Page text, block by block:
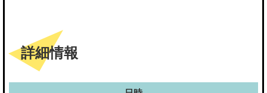
詳細情報